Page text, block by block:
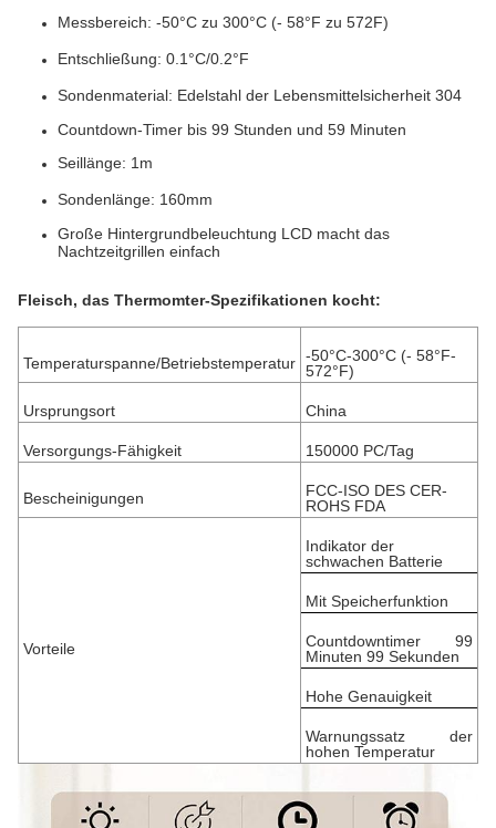
Messbereich: -50°C zu 300°C (- 58°F zu 572F)
Entschließung: 0.1°C/0.2°F
Sondenmaterial: Edelstahl der Lebensmittelsicherheit 304
Countdown-Timer bis 99 Stunden und 59 Minuten
Seillänge: 1m
Sondenlänge: 160mm
Große Hintergrundbeleuchtung LCD macht das
Nachtzeitgrillen einfach
Fleisch, das Thermomter-Spezifikationen kocht:
Temperaturspanne/Betriebstemperatur -50°C-300°C (- 58°F-
572°F)
Ursprungsort China
Versorgungs-Fähigkeit 150000 PC/Tag
Bescheinigungen
FCC-ISO DES CER-
ROHS FDA
Vorteile
Indikator der
schwachen Batterie
Mit Speicherfunktion
Countdowntimer 99
Minuten 99 Sekunden
Hohe Genauigkeit
Warnungssatz der
hohen Temperatur